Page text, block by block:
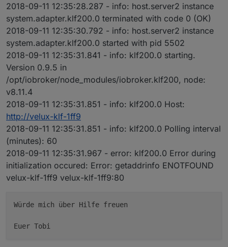
2018-09-11 12:35:28.287 - info: host.server2 instance
system.adapter.klf200.0 terminated with code 0 (OK)
2018-09-11 12:35:30.792 - info: host.server2 instance
system.adapter.klf200.0 started with pid 5502
2018-09-11 12:35:31.841 - info: klf200.0 starting.
Version 0.9.5 in
/opt/iobroker/node_modules/iobroker.klf200, node:
v8.11.4
2018-09-11 12:35:31.851 - info: klf200.0 Host:
http://velux-klf-1ff9
2018-09-11 12:35:31.851 - info: klf200.0 Polling interval
(minutes): 60
2018-09-11 12:35:31.967 - error: klf200.0 Error during
initialization occured: Error: getaddrinfo ENOTFOUND
velux-klf-1ff9 velux-klf-1ff9:80
Würde mich über Hilfe freuen
Euer Tobi